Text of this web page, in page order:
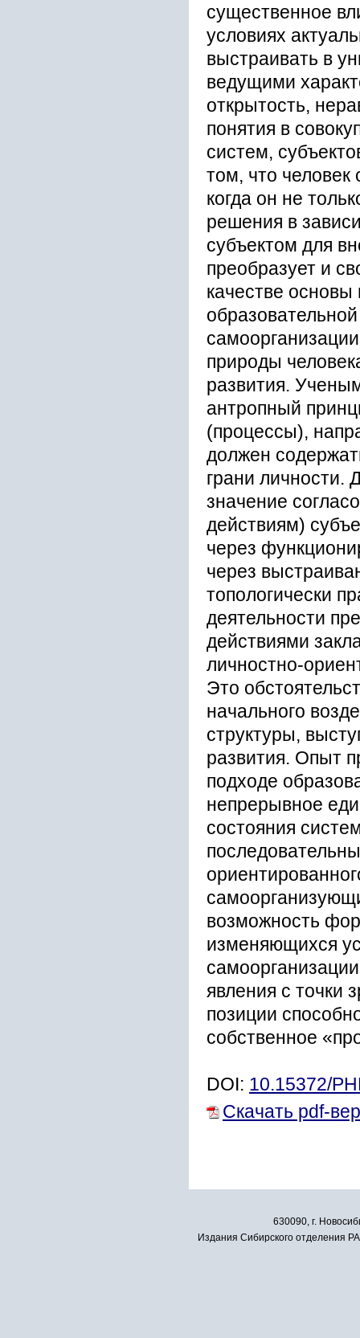
существенное
условиях
выстраивать в
ведущими
открытость,
понятия в
систем,
том, что
когда он не
решения в
субъектом для
преобразует и
качестве
природы
развития.
антропный
(процессы),
должен
грани личности.
значение
действиям)
через
через
топологически
деятельности
действиями
личностно-
Это
начального
структуры,
развития. Опыт
подходе
непрерывное
состояния
возможность
изменяющихся
явления с точки
позиции
собственное
DOI: 10.15372/
Скачать pdf-
630090, г.
Издания Сибирского отделения